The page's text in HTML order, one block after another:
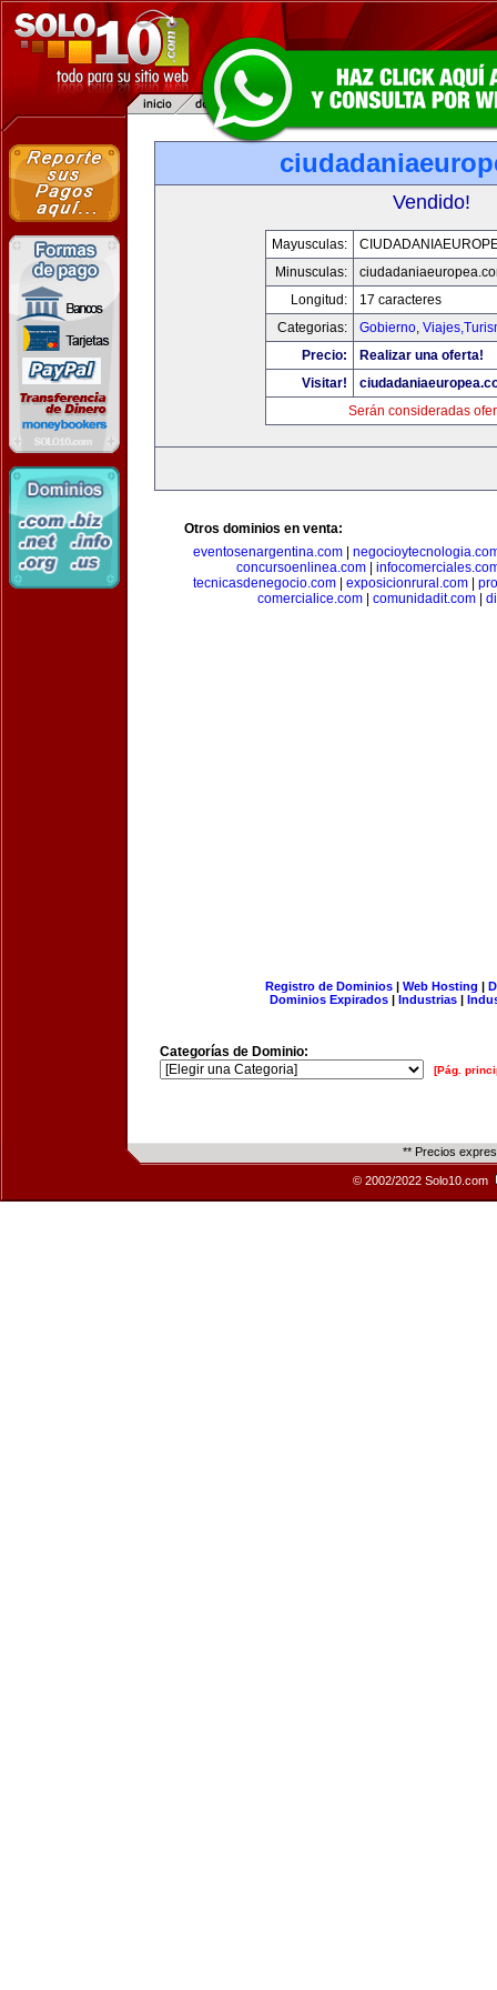
Vendido!
Mayusculas:
Minusculas:
Longitud:
17 caracteres
Categorias:
Gobierno,
Precio:
Realizar una oferta!
Visitar!
Serán consideradas
Otros dominios en venta:
eventosenargentina.com
concursoenlinea.com|
tecnicasdenegocio.com
exposicionrural.com
comercialice.com| comunidadit.com|
Registro de Dominios| Web Hosting |
Dominios Expirados | Industrias |
Categorías de Dominio:
[Pág.
** Precios
© 2002/2022 Solo10.com